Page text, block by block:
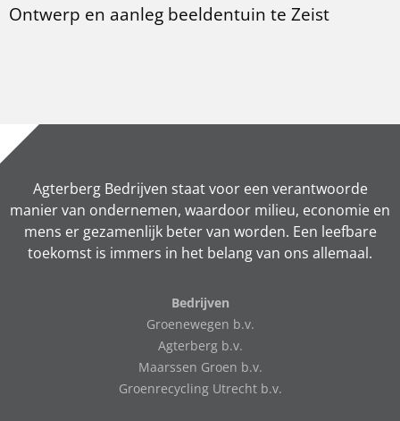
Ontwerp en aanleg beeldentuin te Zeist
Agterberg Bedrijven staat voor een verantwoorde
manier van ondernemen, waardoor milieu, economie en
mens er gezamenlijk beter van worden. Een leefbare
toekomst is immers in het belang van ons allemaal.
Bedrijven
Groenewegen b.v.
Agterberg b.v.
Maarssen Groen b.v.
Groenrecycling Utrecht b.v.